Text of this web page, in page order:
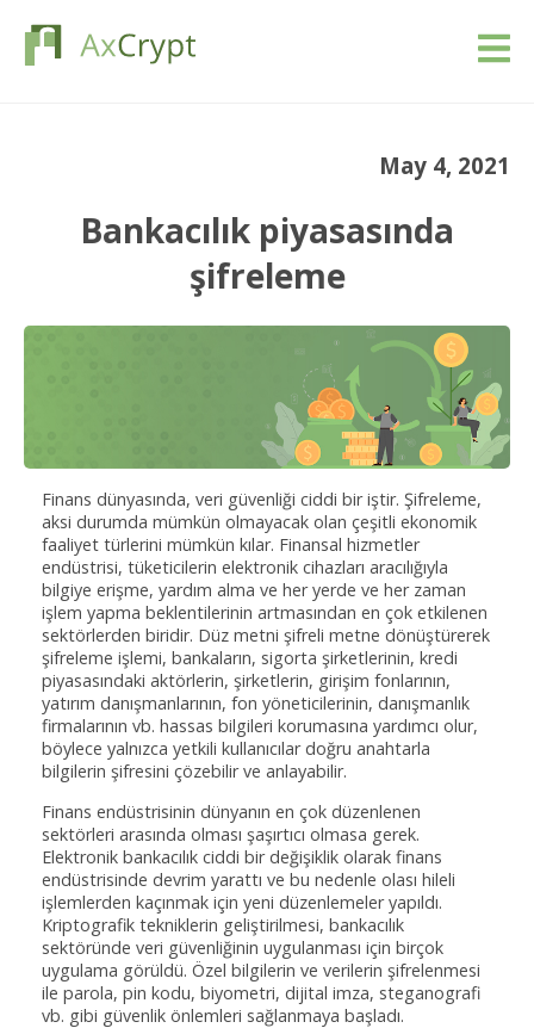
Giriş yap
May 4, 2021
Bankacılık piyasasında
şifreleme
Finans dünyasında, veri güvenliği ciddi bir iştir. Şifreleme,
aksi durumda mümkün olmayacak olan çeşitli ekonomik
faaliyet türlerini mümkün kılar. Finansal hizmetler
endüstrisi, tüketicilerin elektronik cihazları aracılığıyla
bilgiye erişme, yardım alma ve her yerde ve her zaman
işlem yapma beklentilerinin artmasından en çok etkilenen
sektörlerden biridir. Düz metni şifreli metne dönüştürerek
şifreleme işlemi, bankaların, sigorta şirketlerinin, kredi
piyasasındaki aktörlerin, şirketlerin, girişim fonlarının,
yatırım danışmanlarının, fon yöneticilerinin, danışmanlık
firmalarının vb. hassas bilgileri korumasına yardımcı olur,
böylece yalnızca yetkili kullanıcılar doğru anahtarla
bilgilerin şifresini çözebilir ve anlayabilir.
Finans endüstrisinin dünyanın en çok düzenlenen
sektörleri arasında olması şaşırtıcı olmasa gerek.
Elektronik bankacılık ciddi bir değişiklik olarak finans
endüstrisinde devrim yarattı ve bu nedenle olası hileli
işlemlerden kaçınmak için yeni düzenlemeler yapıldı.
Kriptografik tekniklerin geliştirilmesi, bankacılık
sektöründe veri güvenliğinin uygulanması için birçok
uygulama görüldü. Özel bilgilerin ve verilerin şifrelenmesi
ile parola, pin kodu, biyometri, dijital imza, steganografi
vb. gibi güvenlik önlemleri sağlanmaya başladı.